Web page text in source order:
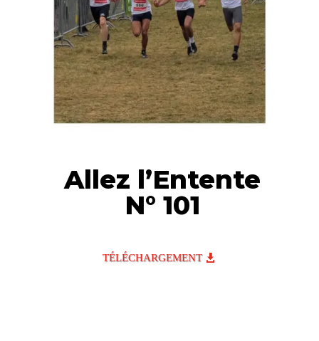
Allez l’Entente
N° 101
TÉLÉCHARGEMENT